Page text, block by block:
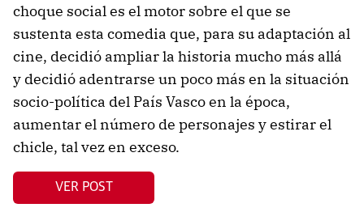
choque social es el motor sobre el que se
sustenta esta comedia que, para su adaptación al
cine, decidió ampliar la historia mucho más allá
y decidió adentrarse un poco más en la situación
socio-política del País Vasco en la época,
aumentar el número de personajes y estirar el
chicle, tal vez en exceso.
VER POST